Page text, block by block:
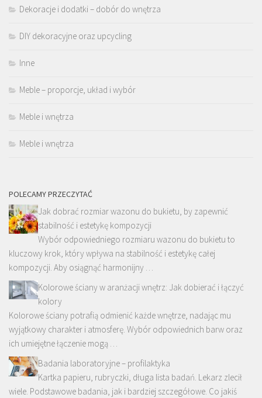
Dekoracje i dodatki – dobór do wnętrza
DIY dekoracyjne oraz upcycling
Inne
Meble – proporcje, układ i wybór
Meble i wnętrza
Meble i wnętrza
POLECAMY PRZECZYTAĆ
Jak dobrać rozmiar wazonu do bukietu, by zapewnić
stabilność i estetykę kompozycji
Wybór odpowiedniego rozmiaru wazonu do bukietu to
kluczowy krok, który wpływa na stabilność i estetykę całej
kompozycji. Aby osiągnąć harmonijny …
Kolorowe ściany w aranżacji wnętrz: Jak dobierać i łączyć
kolory
Kolorowe ściany potrafią odmienić każde wnętrze, nadając mu
wyjątkowy charakter i atmosferę. Wybór odpowiednich barw oraz
ich umiejętne łączenie mogą …
Badania laboratoryjne – profilaktyka
Kartka papieru, rubryczki, długa lista badań. Lekarz zlecił
wiele. Podstawowe badania, jak i bardziej szczegółowe. Co jakiś